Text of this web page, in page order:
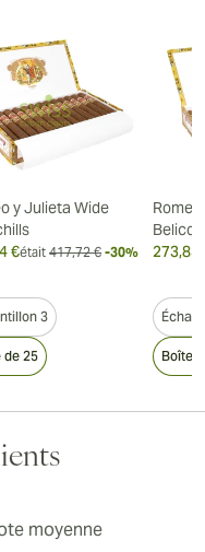
y Julieta Wide
€était 417,72 € -30%
3
de 25
273,83
Boîte
moyenne